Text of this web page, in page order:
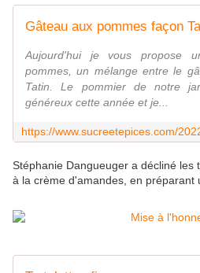
Aujourd'hui je vous propose
pommes, un mélange entre le
Tatin. Le pommier de notre
généreux cette année et je...
Stéphanie Dangueuger a décliné les
à la crème d'amandes, en préparant